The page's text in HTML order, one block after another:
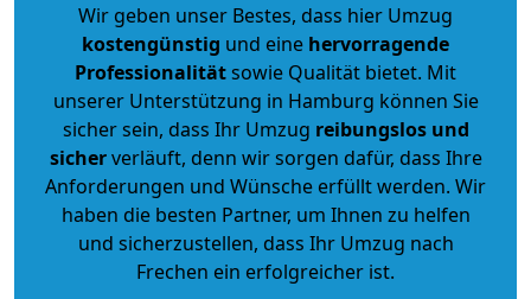
Wir geben unser Bestes, dass hier Umzug
kostengünstig und eine hervorragende
Professionalitätsowie Qualität bietet. Mit
unserer Unterstützung in Hamburg können Sie
sicher sein, dass Ihr Umzug reibungslos und
sicherverläuft, denn wir sorgen dafür, dass Ihre
Anforderungen und Wünsche erfüllt werden. Wir
haben die besten Partner, um Ihnen zu helfen
und sicherzustellen, dass Ihr Umzug nach
Frechen ein erfolgreicher ist.